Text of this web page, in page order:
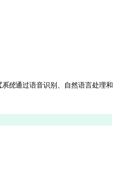
统通过语音识别、自然语言处理和